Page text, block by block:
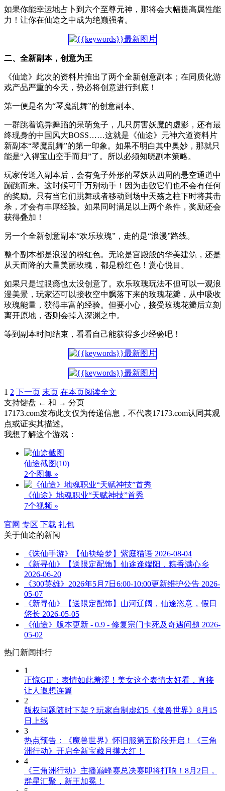
如果你能幸运地占卜到六个至尊元神，那将会大幅提高属性能
力！让你在仙途之中成为绝巅强者。
二、全新副本，创意为王
《仙途》此次的资料片推出了两个全新创意副本；在同质化游
戏产品严重的今天，势必将创意进行到底！
第一便是名为“琴魔乱舞”的创意副本。
一群跳着诡异舞蹈的呆萌兔子，几只厉害妖魔的虚影，还有最
终现身的中国风大BOSS……这就是《仙途》元神六道资料片
新副本“琴魔乱舞”的第一印象。如果不明白其中奥妙，那就只
能是“入得宝山空手而归”了。所以必须知晓副本策略。
玩家传送入副本后，会有兔子外形的琴妖从四周的悬空通道中
蹦跳而来。这时候可千万别动手！因为击败它们也不会有任何
的奖励。只有当它们跳舞或者移动到场中天殇之柱下时将其击
杀，才会有丰厚经验。如果同时满足以上两个条件，奖励还会
获得叠加！
另一个全新创意副本“欢乐玫瑰”，走的是“浪漫”路线。
整个副本都是浪漫的粉红色。无论是宫殿般的华美建筑，还是
从天而降的大量美丽玫瑰，都是粉红色！赏心悦目。
如果只是过眼瘾也太没创意了。欢乐玫瑰玩法不但可以一观浪
漫美景，玩家还可以接收空中飘落下来的玫瑰花瓣，从中吸收
玫瑰能量，获得丰富的经验。但要小心，接受玫瑰花瓣后立刻
离开原地，否则会掉入深渊之中。
等到副本时间结束，看看自己能获得多少经验吧！
1 2 下一页 末页 在本页阅读全文
支持键盘 ← 和 → 分页
17173.com发布此文仅为传递信息，不代表17173.com认同其观
点或证实其描述。
我想了解这个游戏：
仙途截图(10)
2个图集 »
《仙途》地魂职业“天赋神技”首秀
7个视频 »
官网 专区 下载 礼包
关于仙途的新闻
《诛仙手游》【仙袂绘梦】紫庭猫语 2026-08-04
《新寻仙》【送限定配饰】仙途逢端阳，粽香满心乡
2026-06-20
《300英雄》2026年5月7日6:00-10:00更新维护公告 2026-
05-07
《新寻仙》【送限定配饰】山河辽阔，仙途恣意，假日
悠长 2026-05-05
《仙途》版本更新 - 0.9 - 修复宗门卡死及奇遇问题 2026-
05-02
热门新闻排行
1
正惊GIF：表情如此羞涩！美女这个表情太好看，直接
让人遐想连篇
2
版权问题随时下架？玩家自制虚幻5《魔兽世界》8月15
日上线
3
热点预告：《魔兽世界》怀旧服第五阶段开启！《三角
洲行动》开启全新宝藏月摸大红！
4
《三角洲行动》主播巅峰赛总决赛即将打响！8月2日，
群星汇聚，新王加冕！